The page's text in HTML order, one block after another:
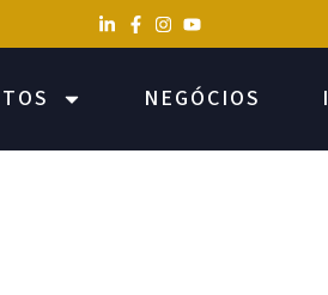
NEGÓCIOS